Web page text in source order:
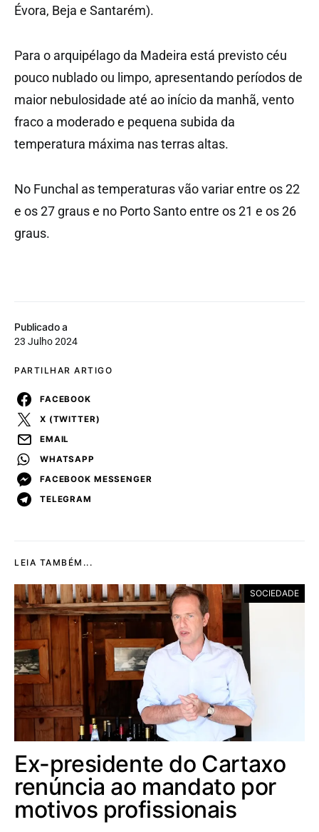
Publicado a
23 Julho 2024
PARTILHAR ARTIGO
FACEBOOK
X (TWITTER)
EMAIL
WHATSAPP
FACEBOOK MESSENGER
TELEGRAM
Évora, Beja e Santarém).
Para o arquipélago da Madeira está previsto céu
pouco nublado ou limpo, apresentando períodos de
maior nebulosidade até ao início da manhã, vento
fraco a moderado e pequena subida da
temperatura máxima nas terras altas.
No Funchal as temperaturas vão variar entre os 22
e os 27 graus e no Porto Santo entre os 21 e os 26
graus.
LEIA TAMBÉM...
SOCIEDADE
Ex-presidente do Cartaxo
renúncia ao mandato por
motivos profissionais